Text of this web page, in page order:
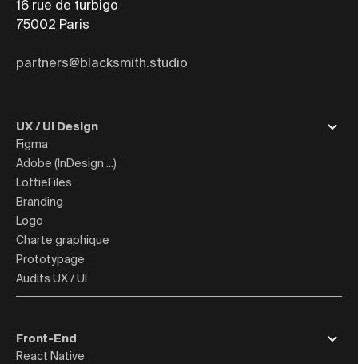
16 rue de turbigo
75002 Paris
partners@blacksmith.studio
UX / UI Design
Figma
Adobe (InDesign ...)
LottieFiles
Branding
Logo
Charte graphique
Prototypage
Audits UX / UI
Front-End
React Native